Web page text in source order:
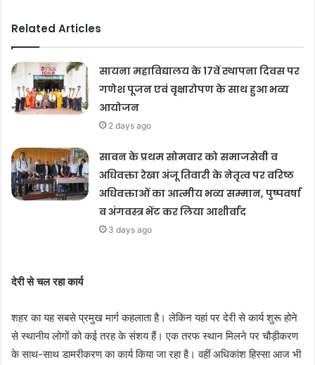
Related Articles
सायना महाविद्यालय के 17वें स्थापना दिवस पर
गणेश पूजन एवं वृक्षारोपण के साथ हुआ भव्य
आयोजन
2 days ago
सावन के प्रथम सोमवार को समाजसेवी व
अधिवक्ता रेखा अंजू तिवारी के नेतृत्व पर वरिष्ठ
अधिवक्ताओं का आत्मीय भव्य सम्मान, पुष्पवर्षा
व अंगवस्त्र भेंट कर लिया आशीर्वाद
3 days ago
देरी से चल रहा कार्य
शहर का यह सबसे प्रमुख मार्ग कहलाता है। लेकिन यहां पर देरी से कार्य शुरू होने
से स्थानीय लोगों को कई तरह के संशय हैं। एक तरफ स्थान मिलने पर चौड़ीकरण
के साथ-साथ डामरीकरण का कार्य किया जा रहा है। वहीं अधिकांश हिस्सा आज भी